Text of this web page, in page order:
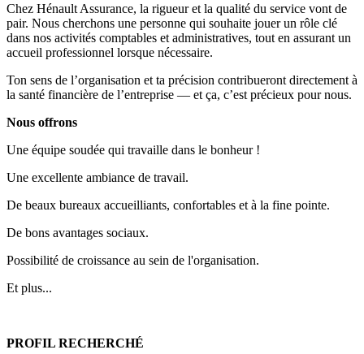
Chez Hénault Assurance, la rigueur et la qualité du service vont de
pair. Nous cherchons une personne qui souhaite jouer un rôle clé
dans nos activités comptables et administratives, tout en assurant un
accueil professionnel lorsque nécessaire.
Ton sens de l’organisation et ta précision contribueront directement à
la santé financière de l’entreprise — et ça, c’est précieux pour nous.
Nous offrons
Une équipe soudée qui travaille dans le bonheur !
Une excellente ambiance de travail.
De beaux bureaux accueilliants, confortables et à la fine pointe.
De bons avantages sociaux.
Possibilité de croissance au sein de l'organisation.
Et plus...
PROFIL RECHERCHÉ